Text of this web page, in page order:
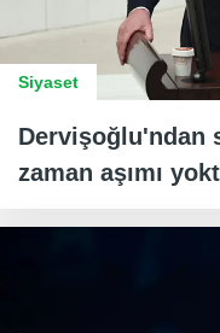
Siyaset
Dervişoğlu'ndan
zaman aşımı